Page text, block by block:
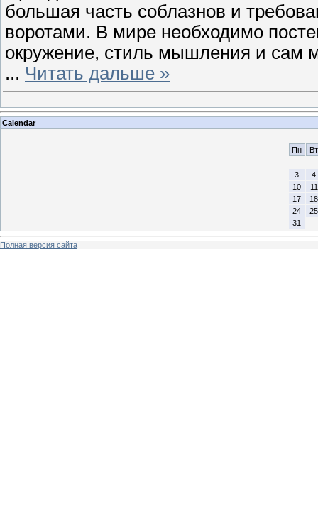
большая часть соблазнов и
воротами. В мире необходимо
окружение, стиль мышления и сам
... Читать дальше »
Calendar
Пн
Вт
3
4
10
11
17
18
24
25
31
Полная версия сайта